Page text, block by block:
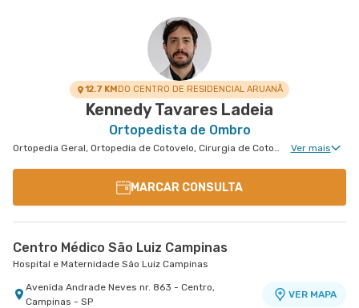
Rua Pedro Cunha nr. 145 Ambulatório Externo
Chácara - Vila Santista, Atibaia - SP
12.7 KMDO CENTRO DE RESIDENCIAL ARUANÃ
Kennedy Tavares Ladeia
Ortopedista de Ombro
Ortopedia Geral, Ortopedia de Cotovelo, Cirurgia de Cotovelo, Cirurgia de Ombro Ver mais
MARCAR CONSULTA
Centro Médico São Luiz Campinas
Hospital e Maternidade São Luiz Campinas
Avenida Andrade Neves nr. 863 - Centro,
Campinas - SP
VER MAPA